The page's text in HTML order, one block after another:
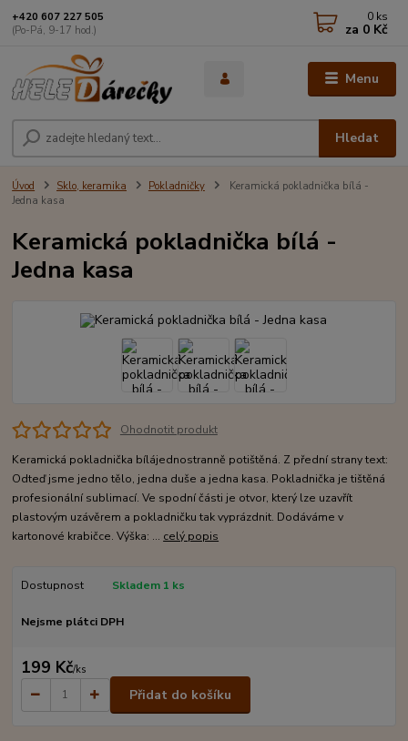
Menu
Hledat
+420 607 227 505
(Po-Pá, 9-17 hod.)
0 ks
za 0 Kč
Úvod Sklo, keramika Pokladničky
Keramická pokladnička bílá -
Jedna kasa
Keramická pokladnička bílá -
Jedna kasa
Ohodnotit produkt
Keramická pokladnička bílájednostranně potištěná. Z přední strany text:
Odteď jsme jedno tělo, jedna duše a jedna kasa. Pokladnička je tištěná
profesionální sublimací. Ve spodní části je otvor, který lze uzavřít
plastovým uzávěrem a pokladničku tak vyprázdnit. Dodáváme v
kartonové krabičce. Výška: ... celý popis
Dostupnost Skladem 1 ks
Nejsme plátci DPH
199 Kč/ks
Přidat do košíku